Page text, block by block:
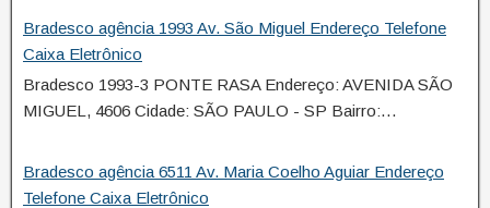
Bradesco agência 1993 Av. São Miguel Endereço Telefone
Caixa Eletrônico
Bradesco 1993-3 PONTE RASA Endereço: AVENIDA SÃO
MIGUEL, 4606 Cidade: SÃO PAULO - SP Bairro:…
Bradesco agência 6511 Av. Maria Coelho Aguiar Endereço
Telefone Caixa Eletrônico